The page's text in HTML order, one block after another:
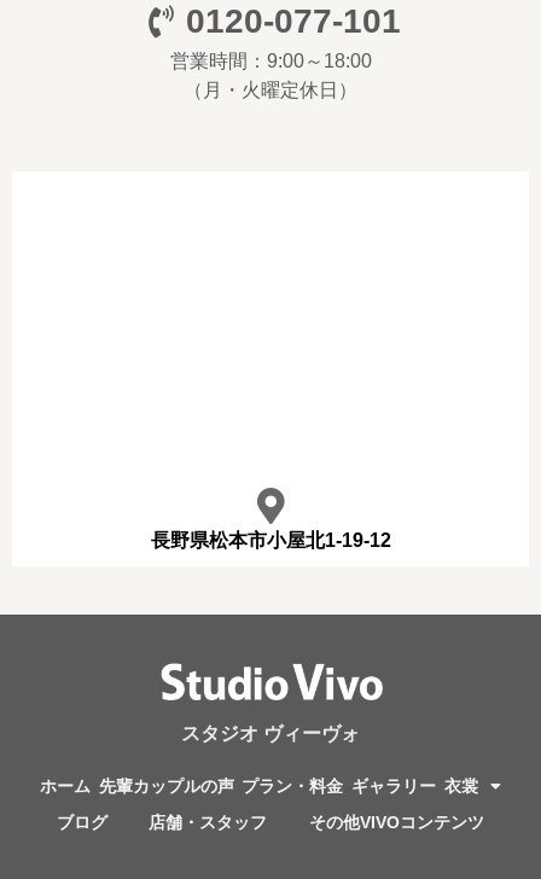
0120-077-101
営業時間：9:00～18:00
（月・火曜定休日）
長野県松本市小屋北1-19-12
スタジオ ヴィーヴォ
ホーム 先輩カップルの声 プラン・料金 ギャラリー 衣裳
ブログ
店舗・スタッフ その他VIVOコンテンツ